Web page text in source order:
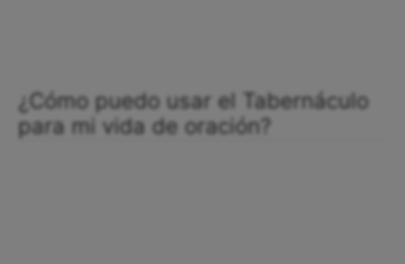
¿Cómo puedo usar el Tabernáculo
para mi vida de oración?